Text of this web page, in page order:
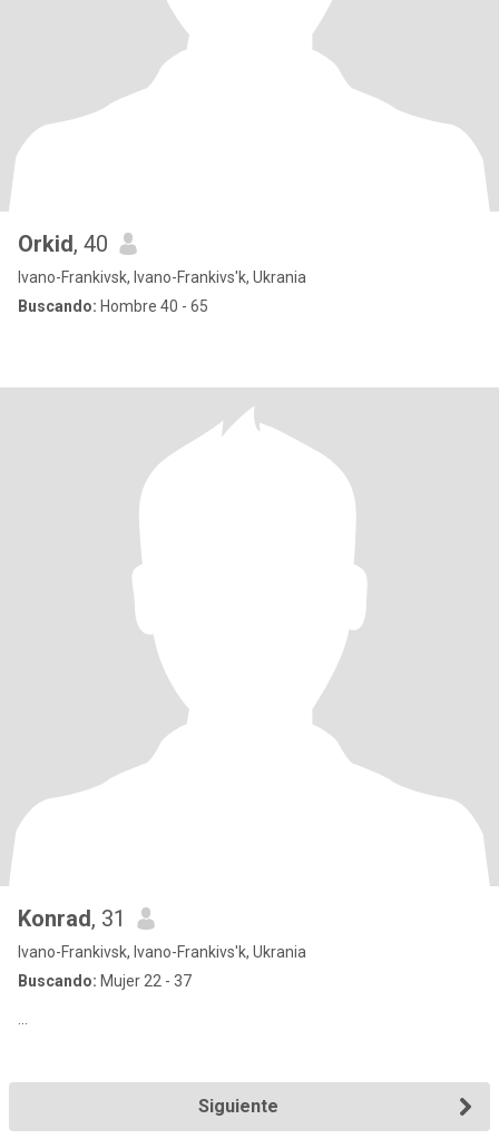
Orkid, 40
Ivano-Frankivsk, Ivano-Frankivs'k, Ukrania
Buscando: Hombre 40 - 65
Konrad, 31
Ivano-Frankivsk, Ivano-Frankivs'k, Ukrania
Buscando: Mujer 22 - 37
Siguiente